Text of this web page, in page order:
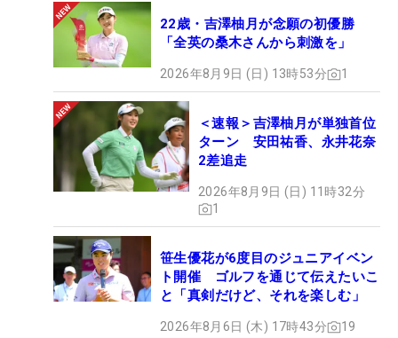
22歳・吉澤柚月が念願の初優勝
「全英の桑木さんから刺激を」
2026年8月9日 (日) 13時53分 1
＜速報＞吉澤柚月が単独首位
ターン 安田祐香、永井花奈
2差追走
2026年8月9日 (日) 11時32分
1
笹生優花が6度目のジュニアイベン
ト開催 ゴルフを通じて伝えたいこ
と「真剣だけど、それを楽しむ」
2026年8月6日 (木) 17時43分 19